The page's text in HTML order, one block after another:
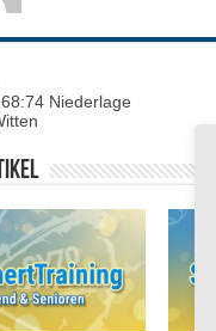
Niederlage